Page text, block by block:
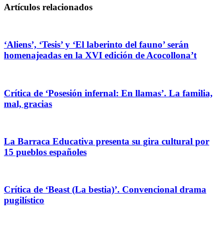
Artículos relacionados
‘Aliens’, ‘Tesis’ y ‘El laberinto del fauno’ serán
homenajeadas en la XVI edición de Acocollona’t
Crítica de ‘Posesión infernal: En llamas’. La familia,
mal, gracias
La Barraca Educativa presenta su gira cultural por
15 pueblos españoles
Crítica de ‘Beast (La bestia)’. Convencional drama
pugilístico